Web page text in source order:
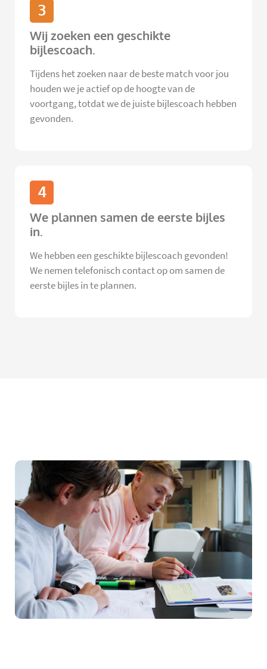
3
Wij zoeken een geschikte
bijlescoach.
Tijdens het zoeken naar de beste match voor jou
houden we je actief op de hoogte van de
voortgang, totdat we de juiste bijlescoach hebben
gevonden.
4
We plannen samen de eerste bijles
in.
We hebben een geschikte bijlescoach gevonden!
We nemen telefonisch contact op om samen de
eerste bijles in te plannen.